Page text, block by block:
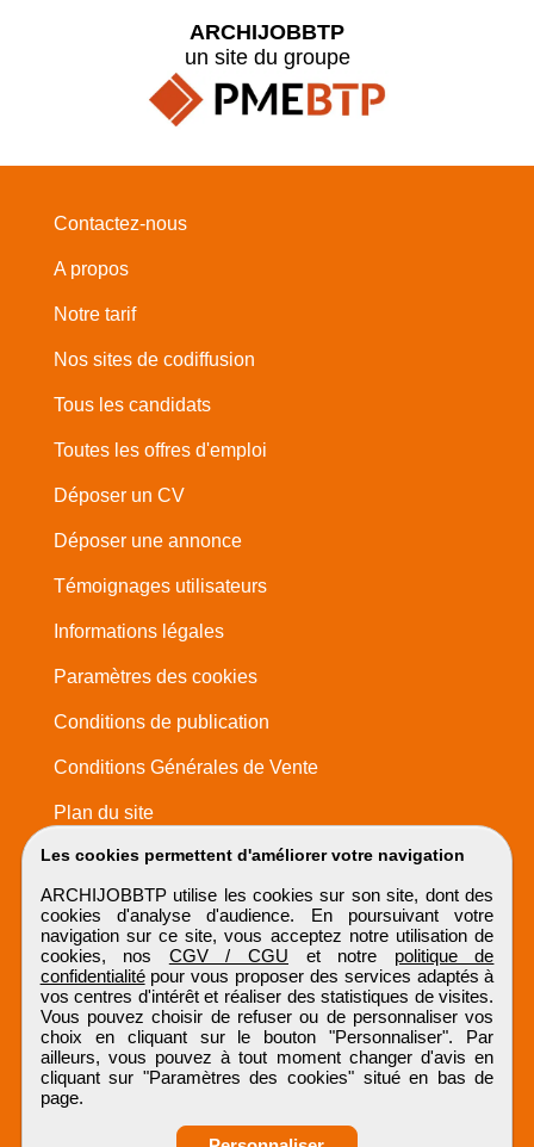
Les cookies permettent d'améliorer votre navigation
ARCHIJOBBTP utilise les cookies sur son site, dont des
cookies d'analyse d'audience. En poursuivant votre
navigation sur ce site, vous acceptez notre utilisation de
cookies, nos CGV / CGU et notre politique de
confidentialitépour vous proposer des services adaptés à
vos centres d'intérêt et réaliser des statistiques de visites.
Vous pouvez choisir de refuser ou de personnaliser vos
choix en cliquant sur le bouton "Personnaliser". Par
ailleurs, vous pouvez à tout moment changer d'avis en
cliquant sur "Paramètres des cookies" situé en bas de
page.
ARCHIJOBBTP
un site du groupe
Contactez-nous
A propos
Notre tarif
Nos sites de codiffusion
Tous les candidats
Toutes les offres d'emploi
Déposer un CV
Déposer une annonce
Témoignages utilisateurs
Informations légales
Paramètres des cookies
Conditions de publication
Conditions Générales de Vente
Plan du site